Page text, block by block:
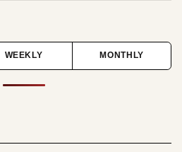
WEEKLY MONTHLY